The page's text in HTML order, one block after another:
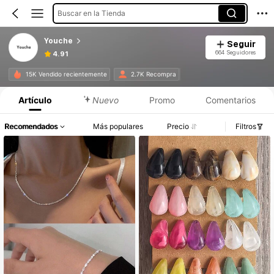
Buscar en la Tienda
Youche
4.91
Seguir
664 Seguidores
15K Vendido recientemente 2.7K Recompra
Artículo Nuevo Promo Comentarios
Recomendados Más populares Precio Filtros